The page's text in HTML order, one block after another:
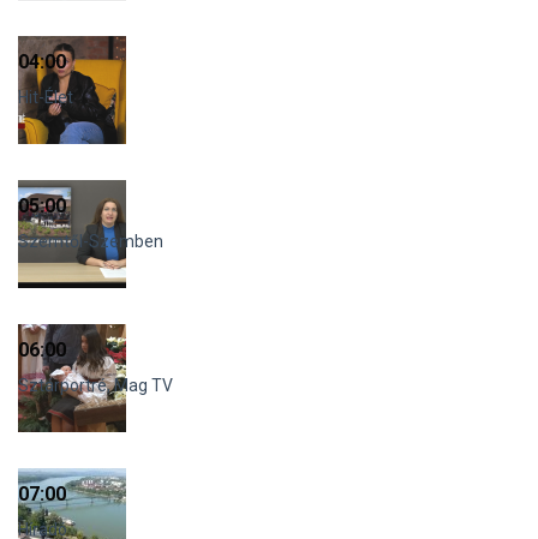
04:00
Hit-Élet
05:00
Szemtől-Szemben
06:00
Sztárportré, Mag TV
07:00
Híradó